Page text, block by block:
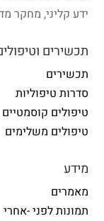
ידע קליני, מחקר
תכשירים
תכשירים
סדרות טיפוליות
טיפולים קוסמטיים
טיפולים משלימים
מידע
מאמרים
תמונות לפני -אחרי